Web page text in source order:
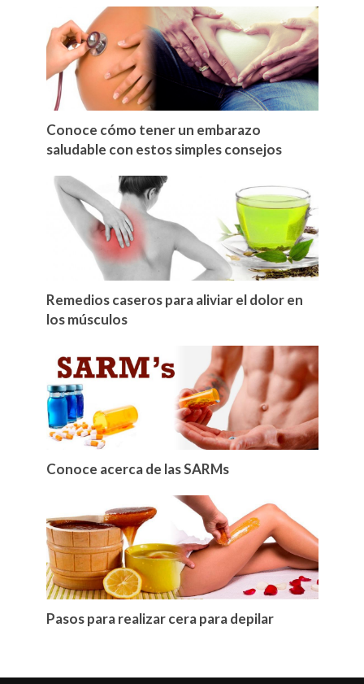
Conoce cómo tener un embarazo
saludable con estos simples consejos
Remedios caseros para aliviar el dolor en
los músculos
Conoce acerca de las SARMs
Pasos para realizar cera para depilar